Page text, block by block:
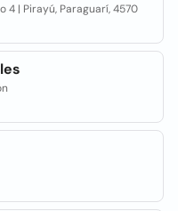
4 | Pirayú, Paraguarí, 4570